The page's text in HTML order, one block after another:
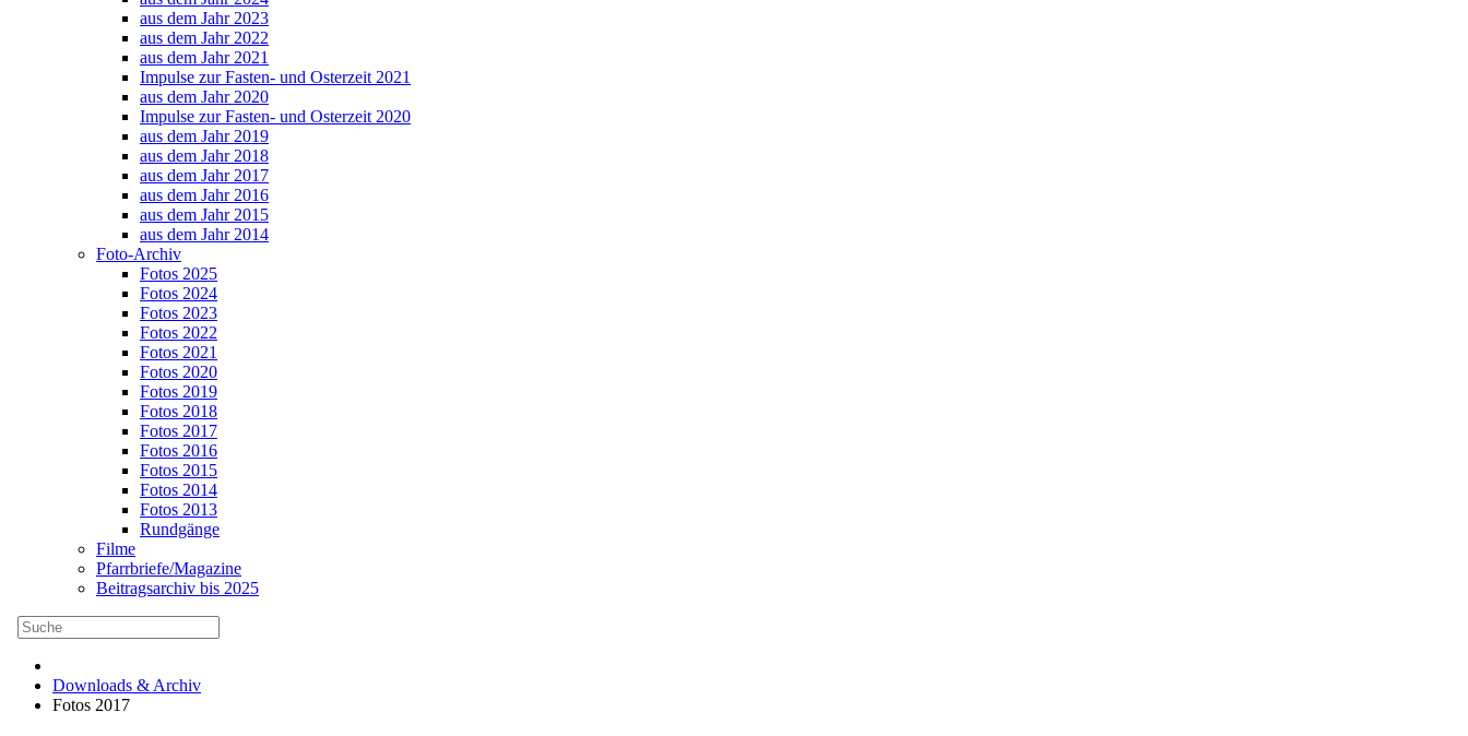
aus dem Jahr 2023
aus dem Jahr 2022
aus dem Jahr 2021
Impulse zur Fasten- und Osterzeit 2021
aus dem Jahr 2020
Impulse zur Fasten- und Osterzeit 2020
aus dem Jahr 2019
aus dem Jahr 2018
aus dem Jahr 2017
aus dem Jahr 2016
aus dem Jahr 2015
aus dem Jahr 2014
Foto-Archiv
Fotos 2025
Fotos 2024
Fotos 2023
Fotos 2022
Fotos 2021
Fotos 2020
Fotos 2019
Fotos 2018
Fotos 2017
Fotos 2016
Fotos 2015
Fotos 2014
Fotos 2013
Rundgänge
Filme
Pfarrbriefe/Magazine
Beitragsarchiv bis 2025
Downloads & Archiv
Fotos 2017